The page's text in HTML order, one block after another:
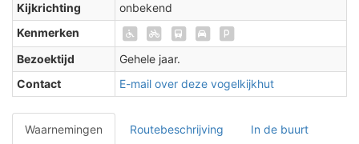
Kijkrichting
onbekend
Kenmerken
Bezoektijd
Gehele jaar.
Contact
E-mail over deze vogelkijkhut
Waarnemingen Routebeschrijving In de buurt